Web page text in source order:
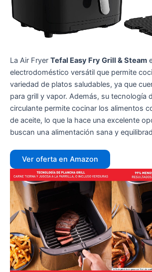
La Air Fryer Tefal Easy Fry Grill & Steam
electrodoméstico versátil que permite
variedad de platos saludables, ya que
para grill y vapor. Además, su tecnología
circulante permite cocinar los alimentos
de aceite, lo que la hace una excelente
buscan una alimentación sana y
Ver oferta en Amazon